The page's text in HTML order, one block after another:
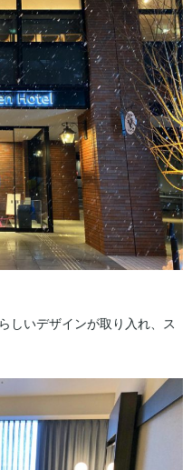
しいデザインが取り入れ、ス